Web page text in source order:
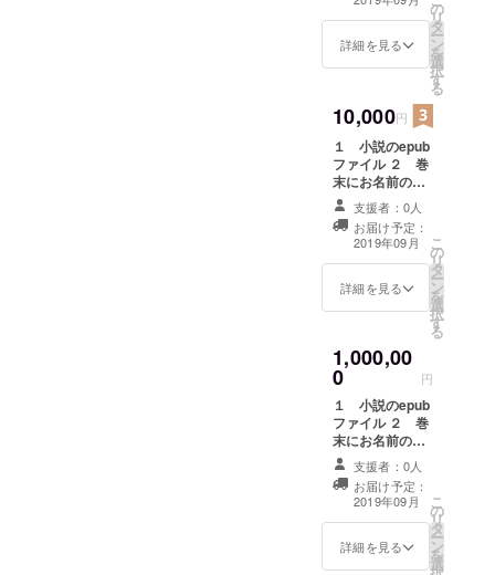
メールで送付さ
せていただきま
す。 お名前の掲
関して」をご確
認ください。
詳細を見る
の
リ
タ
ー
ン
を
選
択
す
る
10,000円
１ 小説のepub
ファイル ２ 巻
末にお名前の掲
載 ３ 次回作の
提供（未定）
４ 手書きの
メッセージを
ファイル化し、
メールで送付さ
細は、本文の
「名前の掲載に
関して」をご確
認ください。
支援者：0人
お届け予定：
2019年09月
詳細を見る
こ
の
リ
タ
ー
ン
を
選
択
す
る
1,000,00
0 円
１ 小説のepub
ファイル ２ 巻
末にお名前の掲
載 ３ 次回作の
提供（未定）
４ 手書きの
メッセージを
ファイル化し、
メールで送付さ
支援者：0人
お届け予定：
2019年09月
詳細を見る
こ
の
リ
タ
ー
ン
を
選